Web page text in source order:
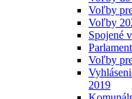
Voľby
Voľby
Spojené
Voľby
2019